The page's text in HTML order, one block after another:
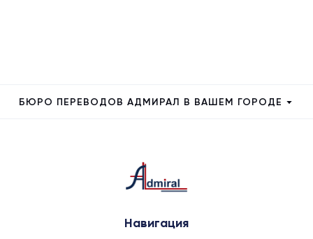
БЮРО ПЕРЕВОДОВ АДМИРАЛ В ВАШЕМ ГОРОДЕ
Навигация